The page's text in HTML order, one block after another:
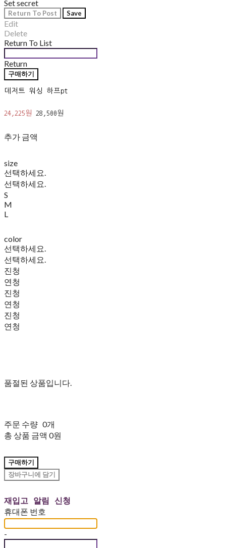
Set secret
Return To Post Save
Edit
Delete
Return To List
Return
구매하기
데저트 워싱 하프pt
24,225원 28,500원
추가 금액
size
선택하세요.
선택하세요.
S
M
L
color
선택하세요.
선택하세요.
진청
연청
진청
연청
진청
연청
품절된 상품입니다.
주문 수량 0개
총 상품 금액 0원
구매하기
장바구니에 담기
재입고 알림 신청
휴대폰 번호
-